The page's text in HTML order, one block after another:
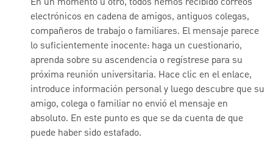
electrónicos en cadena de amigos, antiguos colegas,
compañeros de trabajo o familiares. El mensaje parece
lo suficientemente inocente: haga un cuestionario,
aprenda sobre su ascendencia o regístrese para su
próxima reunión universitaria. Hace clic en el enlace,
introduce información personal y luego descubre que su
amigo, colega o familiar no envió el mensaje en
absoluto. En este punto es que se da cuenta de que
puede haber sido estafado.